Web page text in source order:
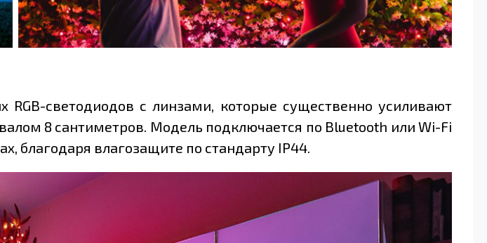
светодиодов с линзами, которые существенно усиливают
8 сантиметров. Модель подключается по Bluetooth или Wi-Fi
благодаря влагозащите по стандарту IP44.